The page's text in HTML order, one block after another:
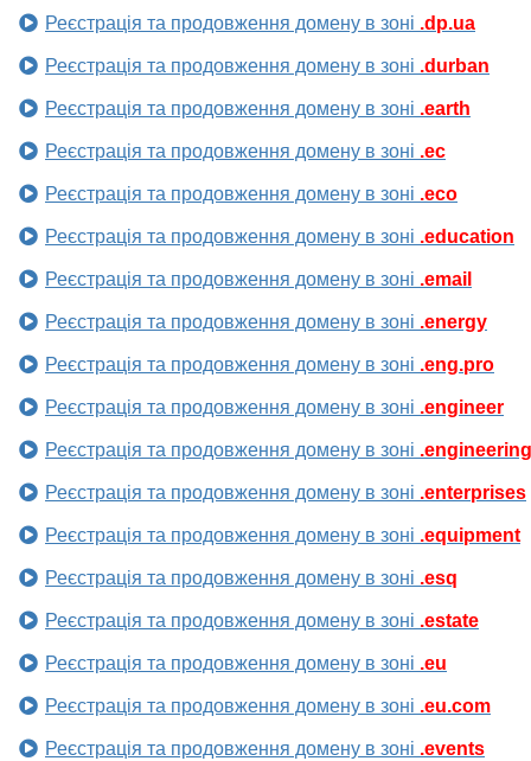
Реєстрація та продовження домену в зоні .dp.ua
Реєстрація та продовження домену в зоні .durban
Реєстрація та продовження домену в зоні .earth
Реєстрація та продовження домену в зоні .ec
Реєстрація та продовження домену в зоні .eco
Реєстрація та продовження домену в зоні .education
Реєстрація та продовження домену в зоні .email
Реєстрація та продовження домену в зоні .energy
Реєстрація та продовження домену в зоні .eng.pro
Реєстрація та продовження домену в зоні .engineer
Реєстрація та продовження домену в зоні .engineering
Реєстрація та продовження домену в зоні .enterprises
Реєстрація та продовження домену в зоні .equipment
Реєстрація та продовження домену в зоні .esq
Реєстрація та продовження домену в зоні .estate
Реєстрація та продовження домену в зоні .eu
Реєстрація та продовження домену в зоні .eu.com
Реєстрація та продовження домену в зоні .events